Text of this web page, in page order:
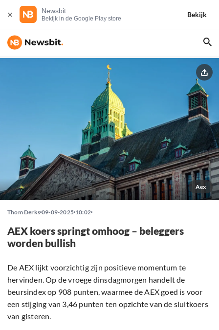
Newsbit
Bekijk in de Google Play store
Bekijk
Aex
Thom Derks 09-09-2025 10:02
AEX koers springt omhoog – beleggers
worden bullish
De AEX lijkt voorzichtig zijn positieve momentum te
hervinden. Op de vroege dinsdagmorgen handelt de
beursindex op 908 punten, waarmee de AEX goed is voor
een stijging van 3,46 punten ten opzichte van de sluitkoers
van gisteren.